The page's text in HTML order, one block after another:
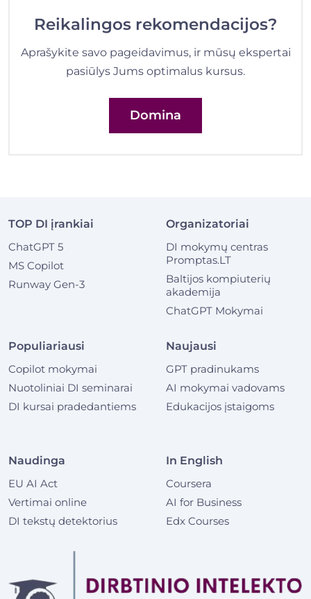
Reikalingos rekomendacijos?
Aprašykite savo pageidavimus, ir mūsų ekspertai
pasiūlys Jums optimalus kursus.
Domina
TOP DI įrankiai
ChatGPT 5
MS Copilot
Runway Gen-3
Organizatoriai
DI mokymų centras
Promptas.LT
Baltijos kompiuterių
akademija
ChatGPT Mokymai
Populiariausi
Copilot mokymai
Nuotoliniai DI seminarai
DI kursai pradedantiems
Naujausi
GPT pradinukams
AI mokymai vadovams
Edukacijos įstaigoms
Naudinga
EU AI Act
Vertimai online
DI tekstų detektorius
In English
Coursera
AI for Business
Edx Courses